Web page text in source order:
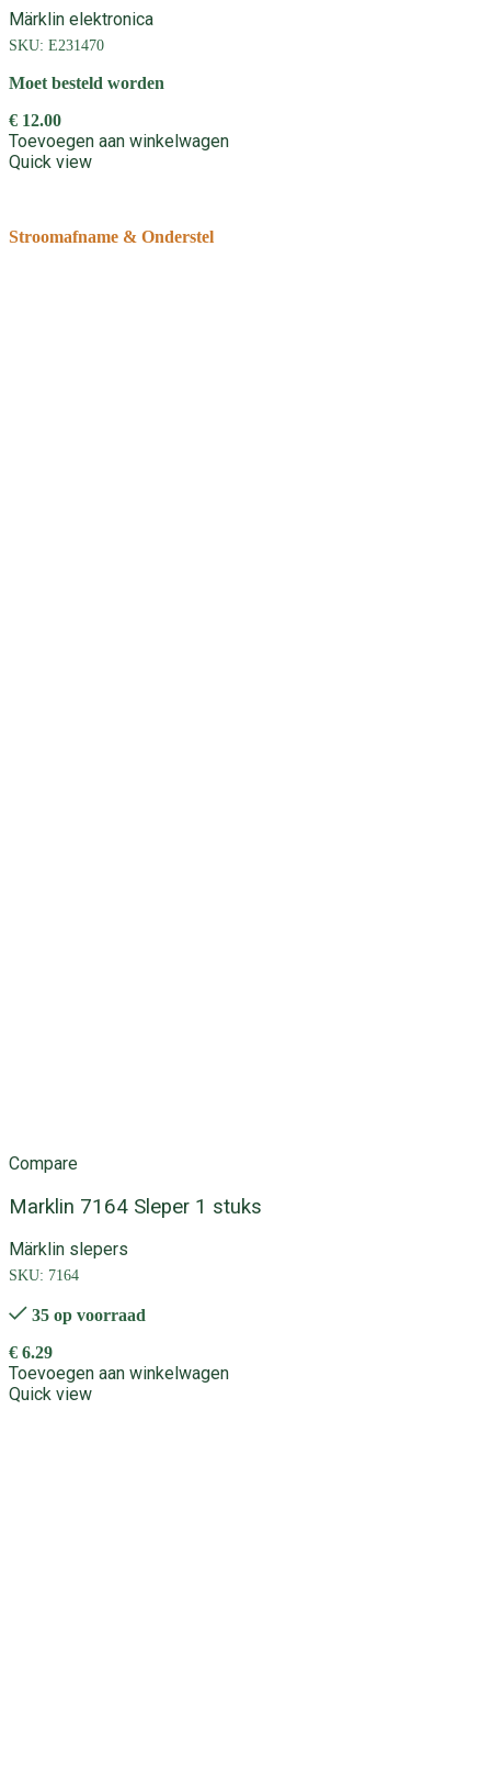
Märklin elektronica
SKU: E231470
Moet besteld worden
€ 12.00
Toevoegen aan winkelwagen
Quick view
Stroomafname & Onderstel
Compare
Marklin 7164 Sleper 1 stuks
Märklin slepers
SKU: 7164
35 op voorraad
€ 6.29
Toevoegen aan winkelwagen
Quick view